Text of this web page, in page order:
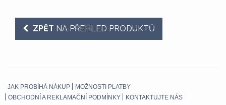
ZPĚT NA PŘEHLED PRODUKTŮ
JAK PROBÍHÁ NÁKUP
MOŽNOSTI PLATBY
OBCHODNÍ A REKLAMAČNÍ PODMÍNKY
KONTAKTUJTE NÁS